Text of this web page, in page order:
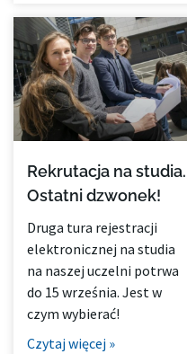
Rekrutacja na studia.
Ostatni dzwonek!
Druga tura rejestracji
elektronicznej na studia
na naszej uczelni potrwa
do 15 września. Jest w
czym wybierać!
Czytaj więcej »